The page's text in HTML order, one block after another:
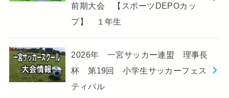
前期大会 【スポーツDEPOカッ
プ】 １年生
2026年 一宮サッカー連盟 理事長
杯 第19回 小学生サッカーフェス
ティバル